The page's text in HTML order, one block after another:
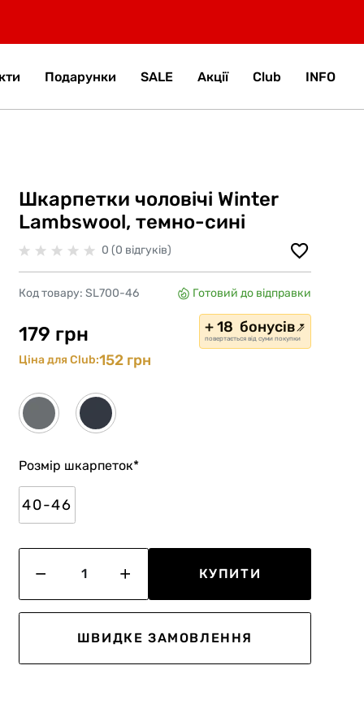
Подарунки SALE Акції Club INFO
Шкарпетки чоловічі Winter
Lambswool, темно-сині
0 (0 відгуків)
Код товару: SL700-46 Готовий до відправки
179 грн + 18 бонусів
повертається від суми покупки
Ціна для Club:152 грн
Розмір шкарпеток*
40-46
КУПИТИ
ШВИДКЕ ЗАМОВЛЕННЯ